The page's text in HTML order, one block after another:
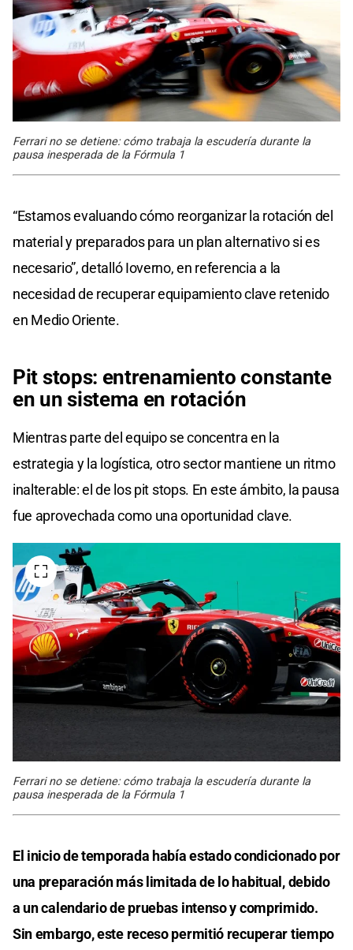
Ferrari no se detiene: cómo trabaja la escudería durante la
pausa inesperada de la Fórmula 1
“Estamos evaluando cómo reorganizar la rotación del
material y preparados para un plan alternativo si es
necesario”, detalló Ioverno, en referencia a la
necesidad de recuperar equipamiento clave retenido
en Medio Oriente.
Pit stops: entrenamiento constante
en un sistema en rotación
Mientras parte del equipo se concentra en la
estrategia y la logística, otro sector mantiene un ritmo
inalterable: el de los pit stops. En este ámbito, la pausa
fue aprovechada como una oportunidad clave.
Ferrari no se detiene: cómo trabaja la escudería durante la
pausa inesperada de la Fórmula 1
El inicio de temporada había estado condicionado por
una preparación más limitada de lo habitual, debido
a un calendario de pruebas intenso y comprimido.
Sin embargo, este receso permitió recuperar tiempo